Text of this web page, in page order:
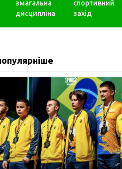
змагальна
дисципліна
спортивний
захід